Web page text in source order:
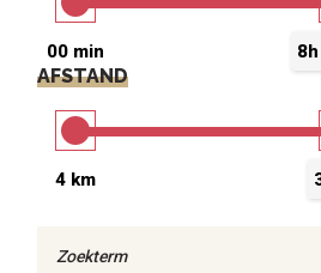
00 min
AFSTAND
4 km